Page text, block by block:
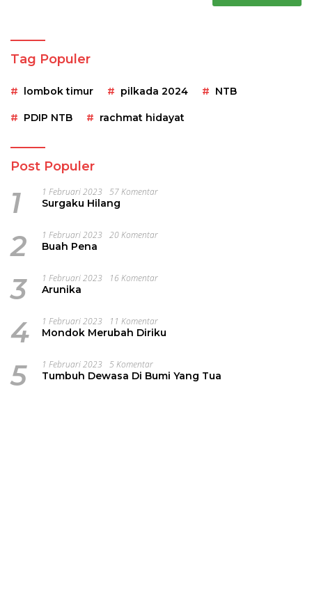
Tag Populer
lombok timur pilkada 2024 NTB
PDIP NTB rachmat hidayat
Post Populer
1 1 Februari 2023 57 Komentar
Surgaku Hilang
2 1 Februari 2023 20 Komentar
Buah Pena
3 1 Februari 2023 16 Komentar
Arunika
4 1 Februari 2023 11 Komentar
Mondok Merubah Diriku
5 1 Februari 2023 5 Komentar
Tumbuh Dewasa Di Bumi Yang Tua